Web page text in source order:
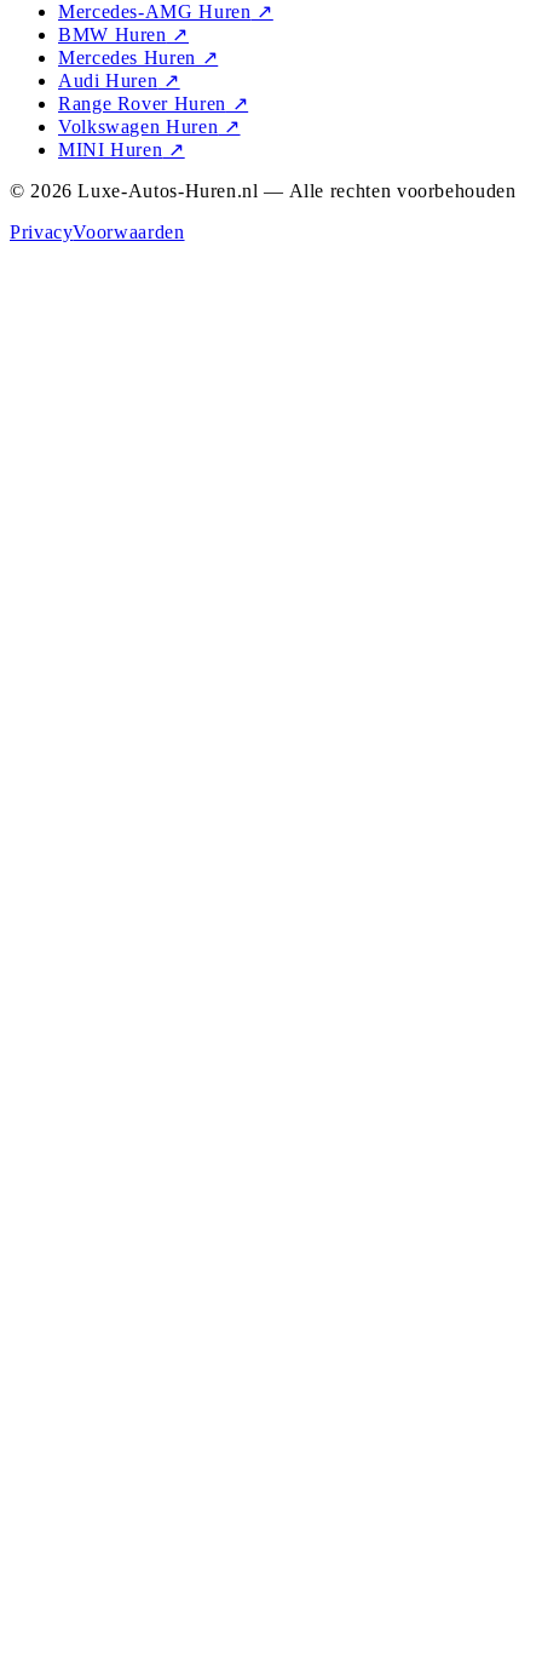
Mercedes-AMG Huren ↗
BMW Huren ↗
Mercedes Huren ↗
Audi Huren ↗
Range Rover Huren ↗
Volkswagen Huren ↗
MINI Huren ↗
© 2026 Luxe-Autos-Huren.nl — Alle rechten voorbehouden
PrivacyVoorwaarden